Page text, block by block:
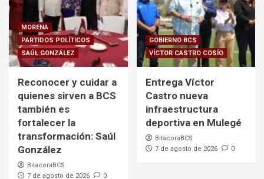
MORENA
PARTIDOS POLÍTICOS
SAÚL GONZÁLEZ
Reconocer y cuidar a
quienes sirven a BCS
también es
fortalecer la
transformación: Saúl
González
BitacoraBCS
7 de agosto de 2026
0
GOBIERNO BCS
VÍCTOR CASTRO COSÍO
Entrega Víctor
Castro nueva
infraestructura
deportiva en Mulegé
BitacoraBCS
7 de agosto de 2026
0